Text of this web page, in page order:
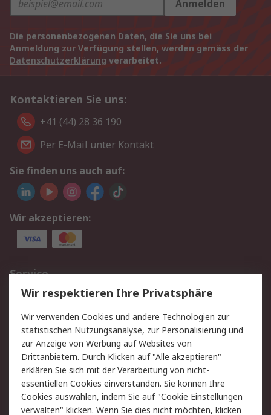
Anmelden
Die personenbezogenen Daten, die Sie uns bei
Anmeldung zur Verfügung stellen, werden gemäss der
Datenschutzerklärung verarbeitet.
Kontaktieren Sie uns:
+41 (44) 28 36 190
Per E-Mail unter Kontakt
Sie finden uns auch auf:
Wir akzeptieren:
Service
Value Added Services
Lieferlösungen
Rücksendungen
Kontakt
Hilfe
Rechtliches
AGB
Datenschutz
Cookie-Richtlinie
Zahlungsbedingungen
Wir respektieren Ihre Privatsphäre
Wir verwenden Cookies und andere Technologien zur
statistischen Nutzungsanalyse, zur Personalisierung und
zur Anzeige von Werbung auf Websites von
Drittanbietern. Durch Klicken auf "Alle akzeptieren"
erklären Sie sich mit der Verarbeitung von nicht-
essentiellen Cookies einverstanden. Sie können Ihre
Cookies auswählen, indem Sie auf "Cookie Einstellungen
verwalten" klicken. Wenn Sie dies nicht möchten, klicken